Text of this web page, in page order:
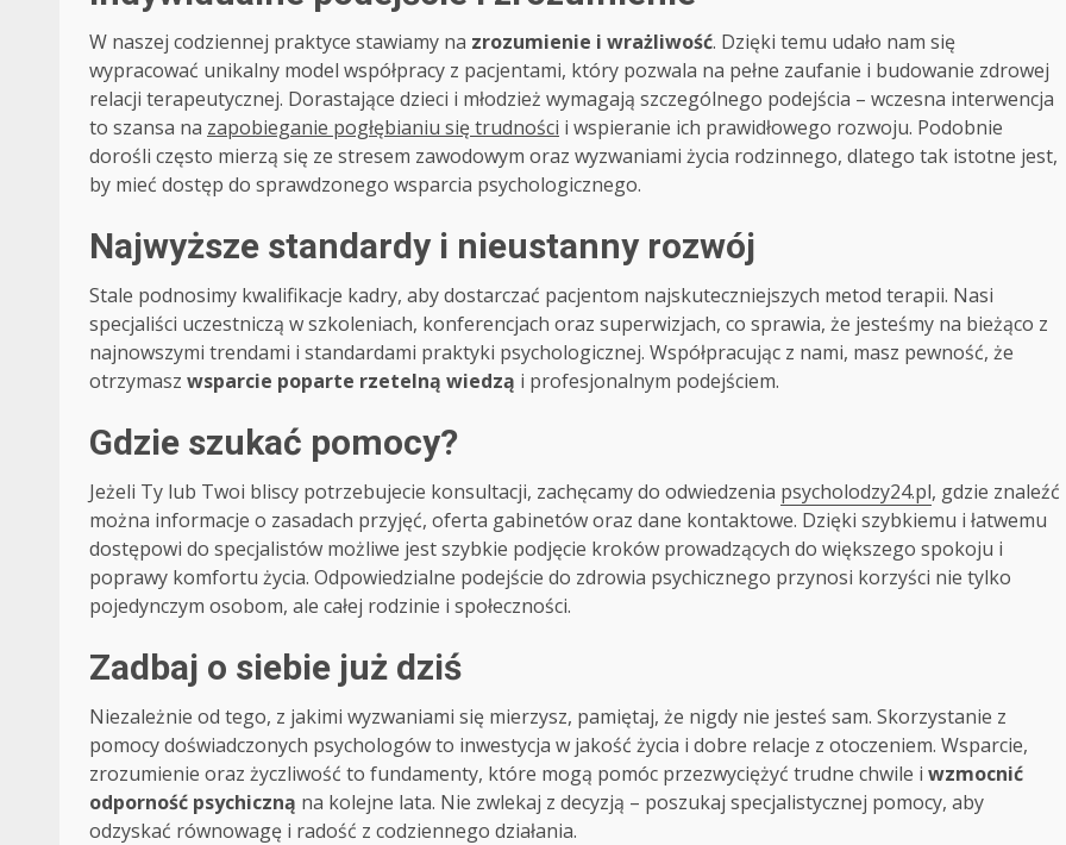
W naszej codziennej praktyce stawiamy na zrozumienie i wrażliwość. Dzięki temu udało nam się
wypracować unikalny model współpracy z pacjentami, który pozwala na pełne zaufanie i budowanie zdrowej
relacji terapeutycznej. Dorastające dzieci i młodzież wymagają szczególnego podejścia – wczesna interwencja
to szansa na zapobieganie pogłębianiu się trudności i wspieranie ich prawidłowego rozwoju. Podobnie
dorośli często mierzą się ze stresem zawodowym oraz wyzwaniami życia rodzinnego, dlatego tak istotne jest,
by mieć dostęp do sprawdzonego wsparcia psychologicznego.
Najwyższe standardy i nieustanny rozwój
Stale podnosimy kwalifikacje kadry, aby dostarczać pacjentom najskuteczniejszych metod terapii. Nasi
specjaliści uczestniczą w szkoleniach, konferencjach oraz superwizjach, co sprawia, że jesteśmy na bieżąco z
najnowszymi trendami i standardami praktyki psychologicznej. Współpracując z nami, masz pewność, że
otrzymasz wsparcie poparte rzetelną wiedzą i profesjonalnym podejściem.
Gdzie szukać pomocy?
Jeżeli Ty lub Twoi bliscy potrzebujecie konsultacji, zachęcamy do odwiedzenia psycholodzy24.pl, gdzie znaleźć
można informacje o zasadach przyjęć, oferta gabinetów oraz dane kontaktowe. Dzięki szybkiemu i łatwemu
dostępowi do specjalistów możliwe jest szybkie podjęcie kroków prowadzących do większego spokoju i
poprawy komfortu życia. Odpowiedzialne podejście do zdrowia psychicznego przynosi korzyści nie tylko
pojedynczym osobom, ale całej rodzinie i społeczności.
Zadbaj o siebie już dziś
Niezależnie od tego, z jakimi wyzwaniami się mierzysz, pamiętaj, że nigdy nie jesteś sam. Skorzystanie z
pomocy doświadczonych psychologów to inwestycja w jakość życia i dobre relacje z otoczeniem. Wsparcie,
zrozumienie oraz życzliwość to fundamenty, które mogą pomóc przezwyciężyć trudne chwile i wzmocnić
odporność psychiczną na kolejne lata. Nie zwlekaj z decyzją – poszukaj specjalistycznej pomocy, aby
odzyskać równowagę i radość z codziennego działania.